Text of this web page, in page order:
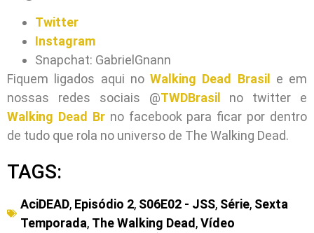
Twitter
Instagram
Snapchat: GabrielGnann
Fiquem ligados aqui no Walking Dead Brasil e em
nossas redes sociais @TWDBrasil no twitter e
Walking Dead Brno facebook para ficar por dentro
de tudo que rola no universo de The Walking Dead.
TAGS:
AciDEAD, Episódio 2, S06E02 - JSS, Série, Sexta
Temporada, The Walking Dead ,Vídeo